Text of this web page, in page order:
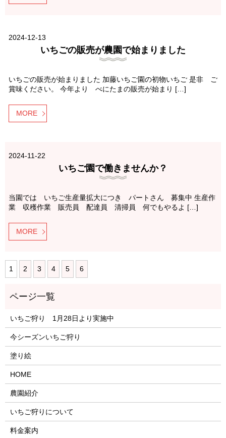
2024-12-13
いちごの販売が農園で始まりました
いちごの販売が始まりました 加藤いちご園の初物いちご 是非 ご
賞味ください。 今年より べにたまの販売が始まり […]
MORE
2024-11-22
いちご園で働きませんか？
当園では いちご生産量拡大につき パートさん 募集中 生産作
業 収穫作業 販売員 配達員 清掃員 何でもやるよ […]
MORE
1 2 3 4 5 6
いちご狩り 1月28日より実施中
今シーズンいちご狩り
塗り絵
HOME
農園紹介
いちご狩りについて
料金案内